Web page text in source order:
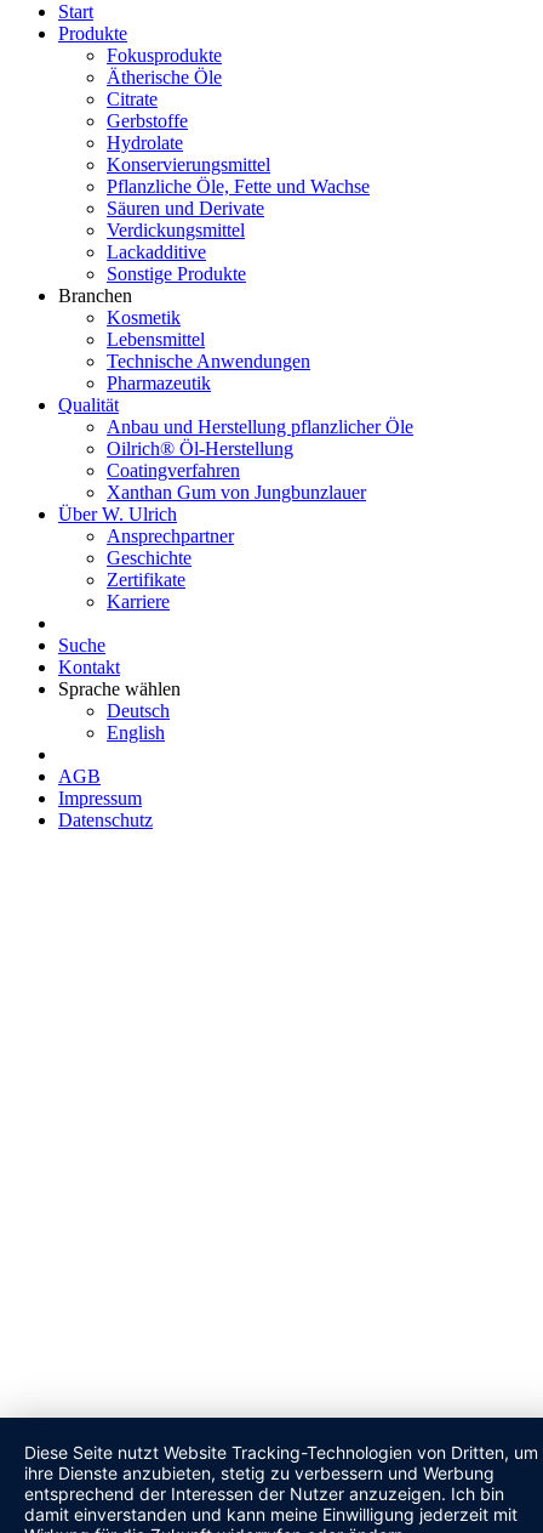
Start
Produkte
Fokusprodukte
Ätherische Öle
Citrate
Gerbstoffe
Hydrolate
Konservierungsmittel
Pflanzliche Öle, Fette und Wachse
Säuren und Derivate
Verdickungsmittel
Lackadditive
Sonstige Produkte
Branchen
Kosmetik
Lebensmittel
Technische Anwendungen
Pharmazeutik
Qualität
Anbau und Herstellung pflanzlicher Öle
Oilrich® Öl-Herstellung
Coatingverfahren
Xanthan Gum von Jungbunzlauer
Über W. Ulrich
Ansprechpartner
Geschichte
Zertifikate
Karriere
Suche
Kontakt
Sprache wählen
Deutsch
English
AGB
Impressum
Datenschutz
Diese Seite nutzt Website Tracking-Technologien von Dritten, um
ihre Dienste anzubieten, stetig zu verbessern und Werbung
entsprechend der Interessen der Nutzer anzuzeigen. Ich bin
damit einverstanden und kann meine Einwilligung jederzeit mit